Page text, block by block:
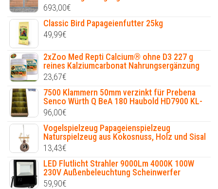
693,00€
Classic Bird Papageienfutter 25kg
49,99€
2xZoo Med Repti Calcium® ohne D3 227 g
reines Kalziumcarbonat Nahrungsergänzung
23,67€
7500 Klammern 50mm verzinkt für Prebena
Senco Würth Q BeA 180 Haubold HD7900 KL-
96,00€
Vogelspielzeug Papageienspielzeug
Naturspielzeug aus Kokosnuss, Holz und Sisal
13,43€
LED Flutlicht Strahler 9000Lm 4000K 100W
230V Außenbeleuchtung Scheinwerfer
59,90€